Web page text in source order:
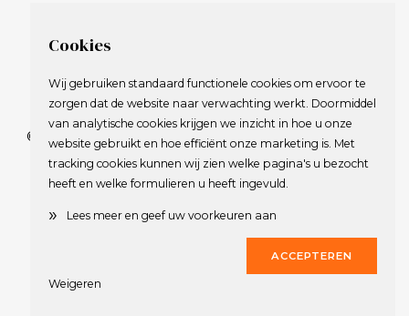
© 2009-2023 Nederlandse Vereniging van Golfspelende
Journalisten.
Alle rechten voorbehouden.
Privacy Statement
Deze website werd gerealiseerd doorDirk
Cookies
Wij gebruiken standaard functionele cookies om ervoor te
zorgen dat de website naar verwachting werkt. Doormiddel
van analytische cookies krijgen we inzicht in hoe u onze
website gebruikt en hoe efficiënt onze marketing is. Met
tracking cookies kunnen wij zien welke pagina's u bezocht
heeft en welke formulieren u heeft ingevuld.
» Lees meer en geef uw voorkeuren aan
ACCEPTEREN
Weigeren